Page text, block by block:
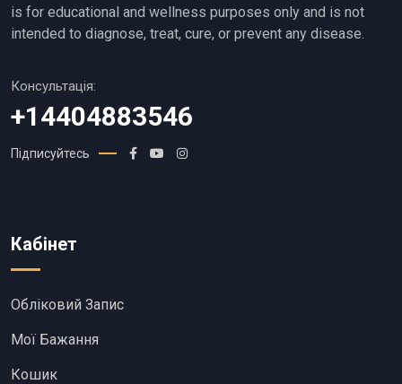
is for educational and wellness purposes only and is not
intended to diagnose, treat, cure, or prevent any disease.
Консультація:
+14404883546
Підписуйтесь
Кабінет
Обліковий Запис
Мої Бажання
Кошик